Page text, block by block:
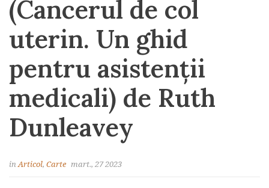
(Cancerul de col
uterin. Un ghid
pentru asistenții
medicali) de Ruth
Dunleavey
inArticol, Carte mart., 27 2023